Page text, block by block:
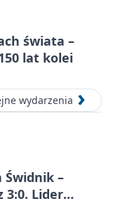
świata –
lat kolei
wydarzenia
Świdnik –
3:0. Lider